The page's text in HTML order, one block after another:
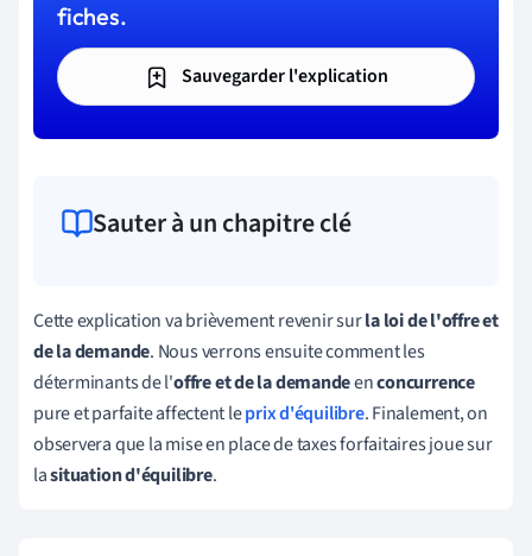
fiches.
Sauvegarder l'explication
Sauter à un chapitre clé
Cette explication va brièvement revenir surla loi de l'offre et
de la demande. Nous verrons ensuite comment les
déterminants de l'offre et de la demandeenconcurrence
pure et parfaite affectent leprix d'équilibre. Finalement, on
observera que la mise en place de taxes forfaitaires joue sur
lasituation d'équilibre.